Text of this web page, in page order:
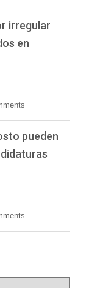
irregular
en
pueden